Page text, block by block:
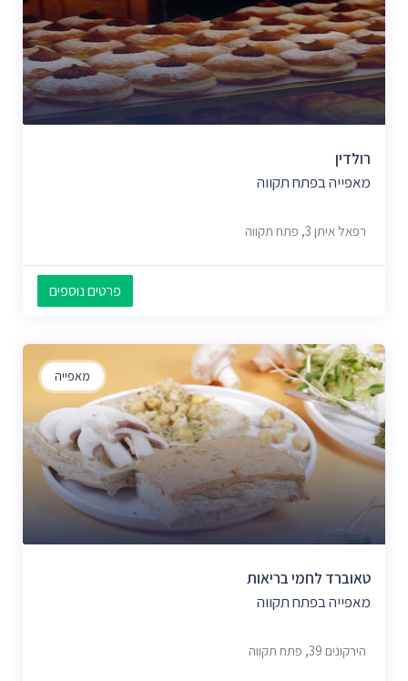
רולדין
מאפייה בפתח תקווה
רפאל איתן 3, פתח תקווה
פרטים נוספים
מאפייה
טאוברד לחמי בריאות
מאפייה בפתח תקווה
הירקונים 39, פתח תקווה